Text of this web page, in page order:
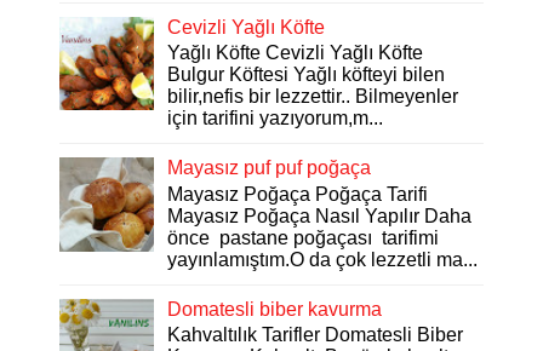
Cevizli Yağlı Köfte
Yağlı Köfte Cevizli Yağlı Köfte
Bulgur Köftesi Yağlı köfteyi bilen
bilir,nefis bir lezzettir.. Bilmeyenler
için tarifini yazıyorum,m...
Mayasız puf puf poğaça
Mayasız Poğaça Poğaça Tarifi
Mayasız Poğaça Nasıl Yapılır Daha
önce pastane poğaçası tarifimi
yayınlamıştım.O da çok lezzetli ma...
Domatesli biber kavurma
Kahvaltılık Tarifler Domatesli Biber